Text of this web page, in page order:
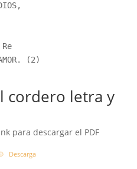
Re
(2)
cordero letra y
para descargar el PDF
Descarga